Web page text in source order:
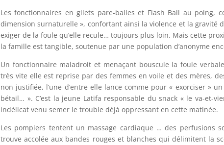
Les fonctionnaires en gilets pare-balles et Flash Ball au poing,
dimension surnaturelle », confortant ainsi la violence et la gravité
exiger de la foule qu’elle recule… toujours plus loin. Mais cette
la famille est tangible, soutenue par une population d’anonyme
Un fonctionnaire maladroit et menaçant bouscule la foule
très vite elle est reprise par des femmes en voile et des mères,
non justifiée, l’une d’entre elle lance comme pour « exorciser »
bétail… ». C’est la jeune Latifa responsable du snack « le va-et-
indélicat venu semer le trouble déjà oppressant en cette matinée.
Les pompiers tentent un massage cardiaque … des perfusions
trouve accolée aux bandes rouges et blanches qui délimitent la